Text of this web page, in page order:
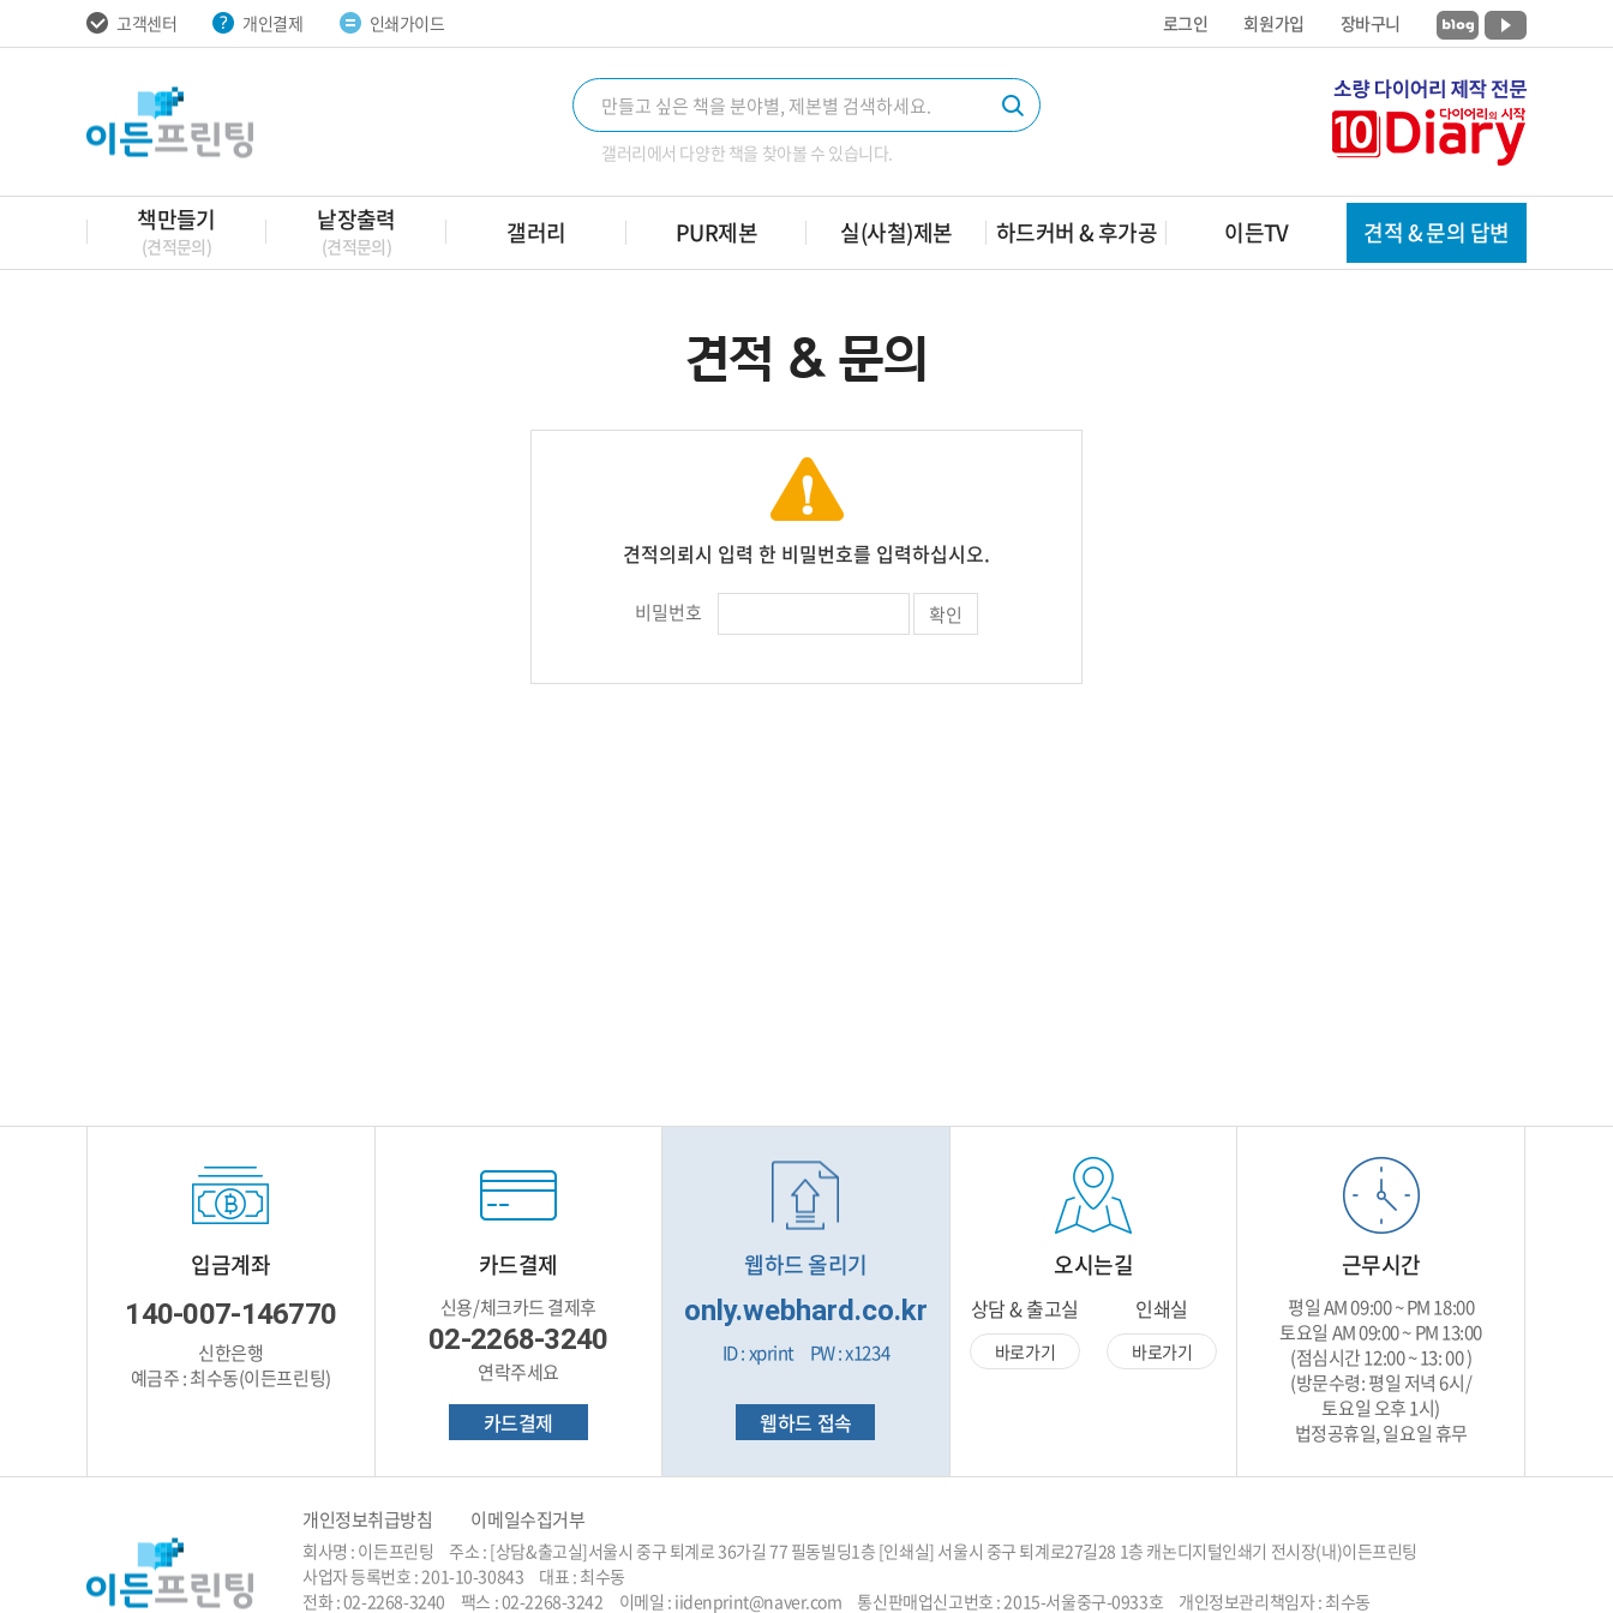
고객센터 개인결제 인쇄가이드 로그인 회원가입 장바구니
갤러리에서 다양한 책을 찾아볼 수 있습니다.
책만들기
(견적문의)
낱장출력
(견적문의) 갤러리 PUR제본 실(사철)제본 하드커버 & 후가공 이든TV 견적 & 문의 답변
견적 & 문의
견적의뢰시 입력 한 비밀번호를 입력하십시오.
비밀번호
입금계좌
140-007-146770
신한은행
예금주 : 최수동(이든프린팅)
카드결제
신용/체크카드 결제후
02-2268-3240
연락주세요
카드결제
웹하드 올리기
only.webhard.co.kr
ID : xprint PW : x1234
웹하드 접속
오시는길
상담 & 출고실
바로가기
인쇄실
바로가기
근무시간
평일 AM 09:00 ~ PM 18:00
토요일 AM 09:00 ~ PM 13:00
(점심시간 12:00 ~ 13: 00 )
(방문수령: 평일 저녁 6시/
토요일 오후 1시)
법정공휴일, 일요일 휴무
개인정보취급방침 이메일수집거부
회사명 : 이든프린팅 주소 : [상담&출고실]서울시 중구 퇴계로 36가길 77 필동빌딩1층 [인쇄실] 서울시 중구 퇴계로27길28 1층 캐논디지털인쇄기 전시장(내)이든프린팅
사업자 등록번호 : 201-10-30843 대표 : 최수동
전화 : 02-2268-3240 팩스 : 02-2268-3242 이메일 : iidenprint@naver.com 통신판매업신고번호 : 2015-서울중구-0933호 개인정보관리책임자 : 최수동